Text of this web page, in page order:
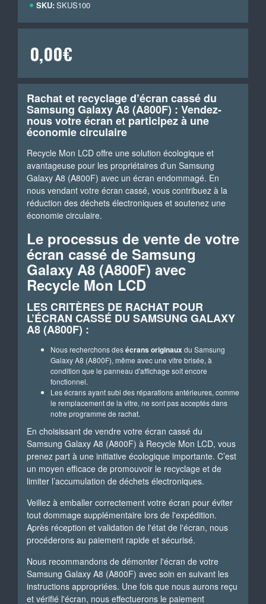
SKU:SKUS100
0,00€
Rachat et recyclage d’écran cassé du
Samsung Galaxy A8 (A800F) : Vendez-
nous votre écran et participez à une
économie circulaire
Recycle Mon LCD offre une solution écologique et
avantageuse pour les propriétaires d'un Samsung
Galaxy A8 (A800F) avec un écran endommagé. En
nous vendant votre écran cassé, vous contribuez à la
réduction des déchets électroniques et soutenez une
économie circulaire.
Le processus de vente de votre
écran cassé de Samsung
Galaxy A8 (A800F) avec
Recycle Mon LCD
LES CRITÈRES DE RACHAT POUR
L’ÉCRAN CASSÉ DU SAMSUNG GALAXY
A8 (A800F) :
Nous recherchons desécrans originauxdu Samsung
Galaxy A8 (A800F), même avec une vitre brisée, à
condition que le panneau d'affichage soit encore
fonctionnel.
Les écrans ayant subi des réparations antérieures, comme
le remplacement de la vitre, ne sont pas acceptés dans
notre programme de rachat.
En choisissant de vendre votre écran cassé du
Samsung Galaxy A8 (A800F) à Recycle Mon LCD, vous
prenez part à une initiative écologique importante. C’est
un moyen efficace de promouvoir le recyclage et de
limiter l’accumulation de déchets électroniques.
Veillez à emballer correctement votre écran pour éviter
tout dommage supplémentaire lors de l'expédition.
Après réception et validation de l'état de l'écran, nous
procéderons au paiement rapide et sécurisé.
Nous recommandons de démonter l'écran de votre
Samsung Galaxy A8 (A800F) avec soin en suivant les
instructions appropriées. Une fois que nous aurons reçu
et vérifié l'écran, nous effectuerons le paiement